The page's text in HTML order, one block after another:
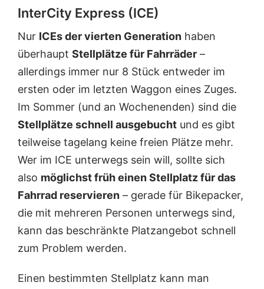
InterCity Express (ICE)
Nur ICEs der vierten Generation haben
überhaupt Stellplätze für Fahrräder –
allerdings immer nur 8 Stück entweder im
ersten oder im letzten Waggon eines Zuges.
Im Sommer (und an Wochenenden) sind die
Stellplätze schnell ausgebucht und es gibt
teilweise tagelang keine freien Plätze mehr.
Wer im ICE unterwegs sein will, sollte sich
also möglichst früh einen Stellplatz für das
Fahrrad reservieren – gerade für Bikepacker,
die mit mehreren Personen unterwegs sind,
kann das beschränkte Platzangebot schnell
zum Problem werden.
Einen bestimmten Stellplatz kann man